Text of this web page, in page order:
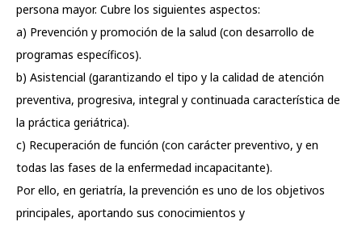
persona mayor. Cubre los siguientes aspectos:
a) Prevención y promoción de la salud (con desarrollo de
programas específicos).
b) Asistencial (garantizando el tipo y la calidad de atención
preventiva, progresiva, integral y continuada característica de
la práctica geriátrica).
c) Recuperación de función (con carácter preventivo, y en
todas las fases de la enfermedad incapacitante).
Por ello, en geriatría, la prevención es uno de los objetivos
principales, aportando sus conocimientos y